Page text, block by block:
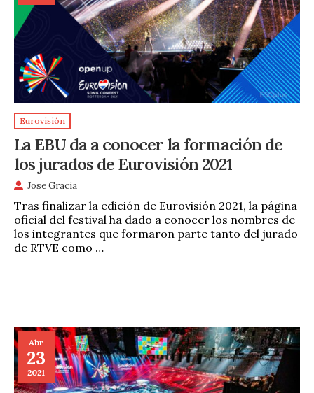
Eurovisión
La EBU da a conocer la formación de
los jurados de Eurovisión 2021
Jose Gracia
Tras finalizar la edición de Eurovisión 2021, la página
oficial del festival ha dado a conocer los nombres de
los integrantes que formaron parte tanto del jurado
de RTVE como …
Abr
23
2021